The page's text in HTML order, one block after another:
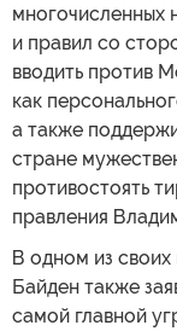
и правил со
вводить против
как
а также
стране
противостоять
правления
В одном из своих
Байден также
самой главной